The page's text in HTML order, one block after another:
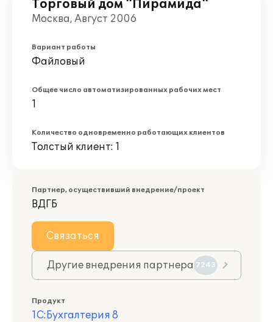
Торговый дом "Пирамида"
Москва, Август 2006
Вариант работы
Файловый
Общее число автоматизированных рабочих мест
1
Количество одновременно работающих клиентов
Толстый клиент: 1
Партнер, осуществивший внедрение/проект
ВДГБ
Связаться
Другие внедрения партнера 7243
Продукт
1С:Бухгалтерия 8